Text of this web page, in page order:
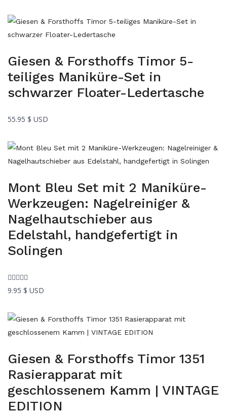
Giesen & Forsthoffs Timor 5-
teiliges Maniküre-Set in
schwarzer Floater-Ledertasche
55.95 $ USD
Mont Bleu Set mit 2 Maniküre-
Werkzeugen: Nagelreiniger &
Nagelhautschieber aus
Edelstahl, handgefertigt in
Solingen
9.95 $ USD
Giesen & Forsthoffs Timor 1351
Rasierapparat mit
geschlossenem Kamm | VINTAGE
EDITION